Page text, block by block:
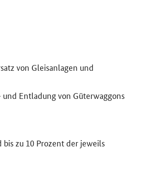
von Gleisanlagen und
Entladung von Güterwaggons
zu 10 Prozent der jeweils